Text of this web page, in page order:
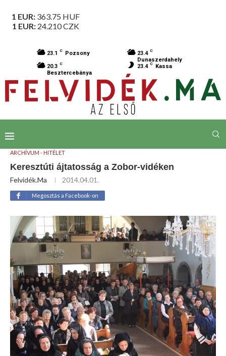
1 EUR: 363.75 HUF
1 EUR: 24.210CZK
23.1 C Pozsony 23.4 C
Dunaszerdahely
20.3 C
Besztercebánya
23.4 C Kassa
ARCHÍVUM - HITÉLET
Keresztúti ájtatosság a Zobor-vidéken
Felvidék.ma 2014.04.01.
Megosztás a Facebook-on